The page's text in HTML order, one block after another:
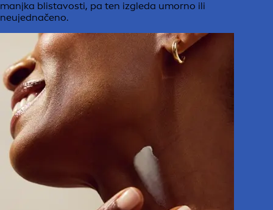
manjka blistavosti, pa ten izgleda umorno ili
neujednačeno.